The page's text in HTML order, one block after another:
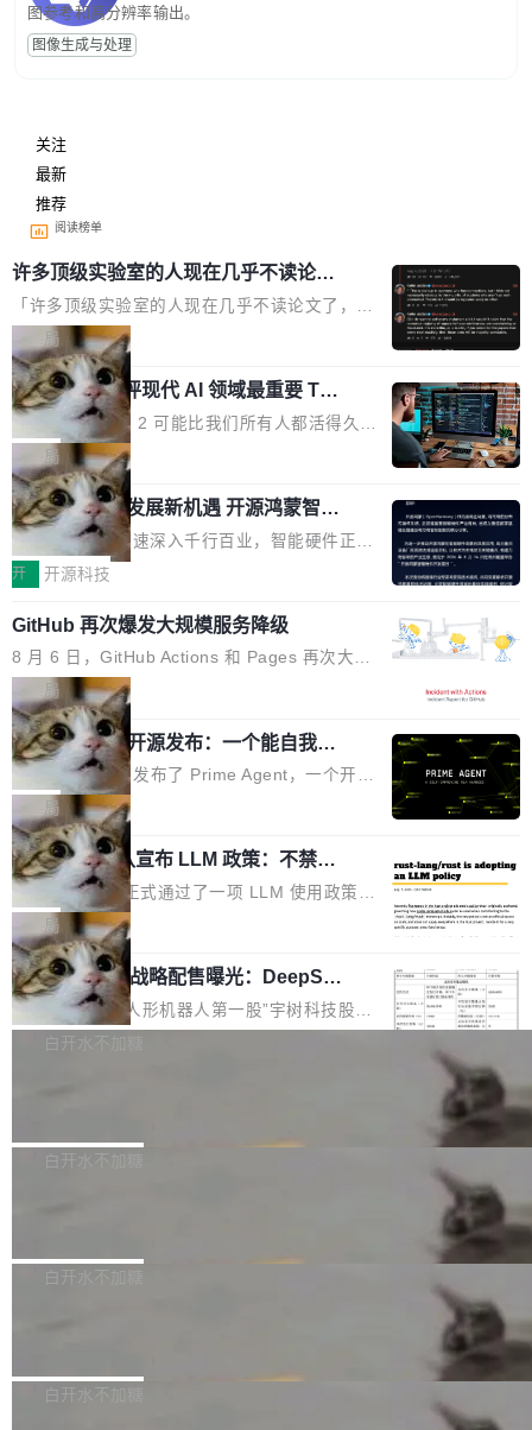
图参考和高分辨率输出。
图像生成与处理
关注
最新
推荐
阅读榜单
许多顶级实验室的人现在几乎不读论文
了
「许多顶级实验室的人现在几乎不读论文了，而
且他们认为 ICLR/ICML/NeurIPS 充斥着大量过
度宣传和欺诈。」 OpenAI 研究员 Keller Jorda
n 这条推文引发了广泛讨论。他不是在说风凉
话，他是说出了一个圈内人尽皆知但很少公开捅
破的事实。 Jordan 随后补充了一句软化声明：
「我不认为这些会议上大部分论文都在过度宣传
或造假。问题是，作为读者，如果你筛选出那些
看起来最令人兴奋的论文，那它们大部分都是过
度宣传的。」 这才是真正的痛点。不是所有论文
都有问题，是最吸引眼球的那批论文最有问题。
他引用的帖子来自 Mathew Shen，一位 ICLR 2
026 的读者：「看了篇 ...
局
xAI 前工程师评现代 AI 领域最重要 Top
3 开源项目
Flash Attention 2 可能比我们所有人都活得久。
这句话不是来自某个技术博客，而是出自 Hieu
Pham 的一条推文。Hieu Pham 是谁？他是 xAI
的早期工程师之一，在 Grok 训练基础设施团队
工作过。近日他在 X 上发了一条帖子，列出了他
认为现代 AI 领域最重要的三个开源项目。 第一
个名字毫无悬念：Flash Attention 2。 Hieu 的
理由很具体。FA 系列不需要解释，但 FA2 是他
认为最重要的一个——复杂度恰到好处，刚好能
驱动你去学 CuTe，但还没被那些"邪恶的" Hopp
er++ 优化所淹没，足够容易修改和适配。 更关
键的是 FA2 的持久性...
局
共商智能硬件发展新机遇 开源鸿蒙智能
硬件开发者日杭州站即将举行
随着万物智联加速深入千行百业，智能硬件正从
单点设备迈向智能化、网联化、协同化发展。作
鸿蒙通过统一技术底座和分布式能力，为不同类
型智能设备的开发、连接与互联提供关键支撑，
也为产业链企业探索产品创新与商业增长打开新
的空间。 8月14日，开源鸿蒙智能硬件开发者日
（OHDD：OpenHarmony Hardware Develope
r Day）将在杭州启航。活动面向智能硬件产业
链企业和开发者，邀请行业专家与资深技术顾
问，围绕开源鸿蒙技术能力、设备适配、芯片适
配、功耗与稳定性调优、兼容性测评及统一互联
等内容展开系统讲解和实战交流，帮助企业进一
步了解开源鸿蒙在智能...
开 开源科技
GitHub 再次爆发大规模服务降级
8 月 6 日，GitHub Actions 和 Pages 再次大规
模服务降级，Actions 完全不可用超过 5 小时，
webhook 停发，连自托管 runner 也因调度层故
障无法工作。Pages、Copilot code review、C
opilot coding agent 全部受影响。从检测到完全
恢复，大约 12 小时。 这是 2026 年 8 月的第六
起事故，其中四起与 AI/Copilot 服务相关。 Git
Hub 员工 kdaigle 在 HN 讨论中贴出了一组数
据：2025 年全年 10 亿次 commit。现在，每周
2.75 亿次，全年预计 140 亿次。GitHub...
局
Prime Agent 开源发布：一个能自我改
进的编程 Agent，ARC-AGI 3 超越人类
专家基线
Prime Intellect 发布了 Prime Agent，一个开源
的编程 Agent Harness，核心设计围绕两个抽
象：Recursive Language Model（RLM）和 C
ontinual Harness。在 ARC-AGI 3 基准测试
上，Prime Agent + Opus 5 的组合达到了 95.
5% RHAE Best@1，超过了 ARC 报告的人类专
家基线 95.4%。 不是又一个 coding agent 包装
器 Prime Agent 的架构和市面上大多数 coding
agent 有本质区别。大多数 agent harness 的设
计是基于早期模型的能力—...
局
Rust 项目团队宣布 LLM 政策：不禁
止，但你要承认哪些代码不是你写的
Rust 语言项目正式通过了一项 LLM 使用政策，
覆盖 rust-lang/rust 单一仓库的代码贡献。这不
是项目级别的官方立场，目前由五个团队采纳，
但它可能是主流开源项目中关于 AI 辅助贡献最
细致的一份规则。 政策的核心只有一句话：LLM
可以用来分析、提炼、审阅、建议，但不能用来
不得生成涉及安全性的关键变更，除非作者本身
局
宇树科技 IPO 战略配售曝光：DeepSe
ek 获配 93.3 万股，锁定 36 个月
8月6日晚间，“人形机器人第一股”宇树科技股份
有限公司披露IPO发行价格及战略配售结果，杭
36个月。 公告显示，本次宇树科技战略配售对
员工参与设立的专项资产管理计划。其中，Dee
获配9...
白开水不加糖
Bug fixes and enhancements 修复多次传递同
一个回归问题，该问题导致拉取镜像时会拒绝包
题，该问题可能导致在旧版 Linux 内核...
白开水不加糖
e 孵化器项目管理委员会（IPMC）投票中获得
P）！这一里程碑不仅标志着 Fluss 迈入新的发
白开水不加糖
长期停止内容更新，未能实现其作为“AI版维基百
白开水不加糖